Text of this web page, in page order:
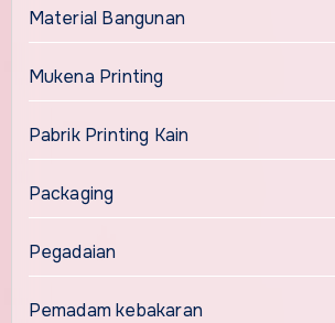
Material Bangunan
Mukena Printing
Pabrik Printing Kain
Packaging
Pegadaian
Pemadam kebakaran